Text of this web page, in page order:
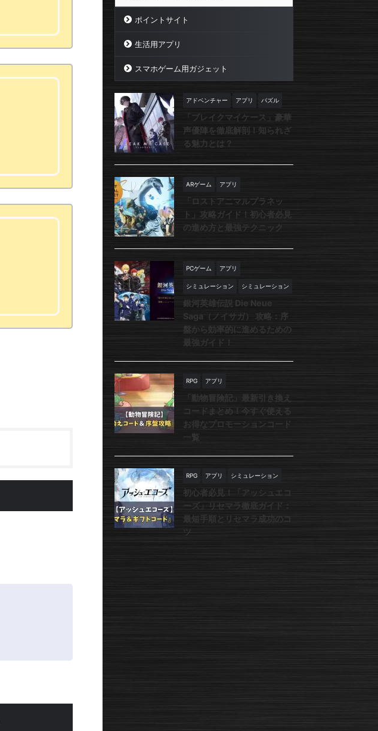
ポイントサイト
生活用アプリ
スマホゲーム用ガジェット
アドベンチャー アプリ パズル
「ブレイクマイケース」豪華
声優陣を徹底解剖！知られざ
る魅力とは？
ARゲーム アプリ
「ロストアニマルプラネッ
ト」攻略ガイド！初心者必見
の進め方と最強テクニック
PCゲーム アプリ
シミュレーション シミュレーション
銀河英雄伝説 Die Neue
Saga（ノイサガ） 攻略：序
盤から効率的に進めるための
最強ガイド！
RPG アプリ
「動物冒険記」最新引き換え
コードまとめ！今すぐ使える
お得なプロモーションコード
一覧
RPG アプリ シミュレーション
初心者必見！「アッシュエコ
ーズ」リセマラ徹底ガイド：
最短手順とリセマラ成功のコ
ツ